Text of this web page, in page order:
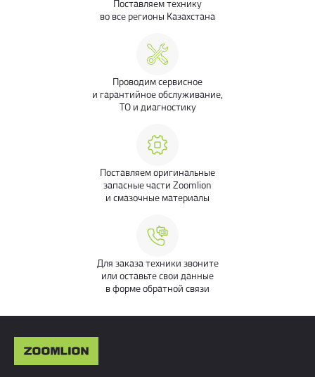
Поставляем технику
во все регионы Казахстана
Проводим сервисное
и гарантийное обслуживание,
ТО и диагностику
Поставляем оригинальные
запасные части Zoomlion
и смазочные материалы
Для заказа техники звоните
или оставьте свои данные
в форме обратной связи